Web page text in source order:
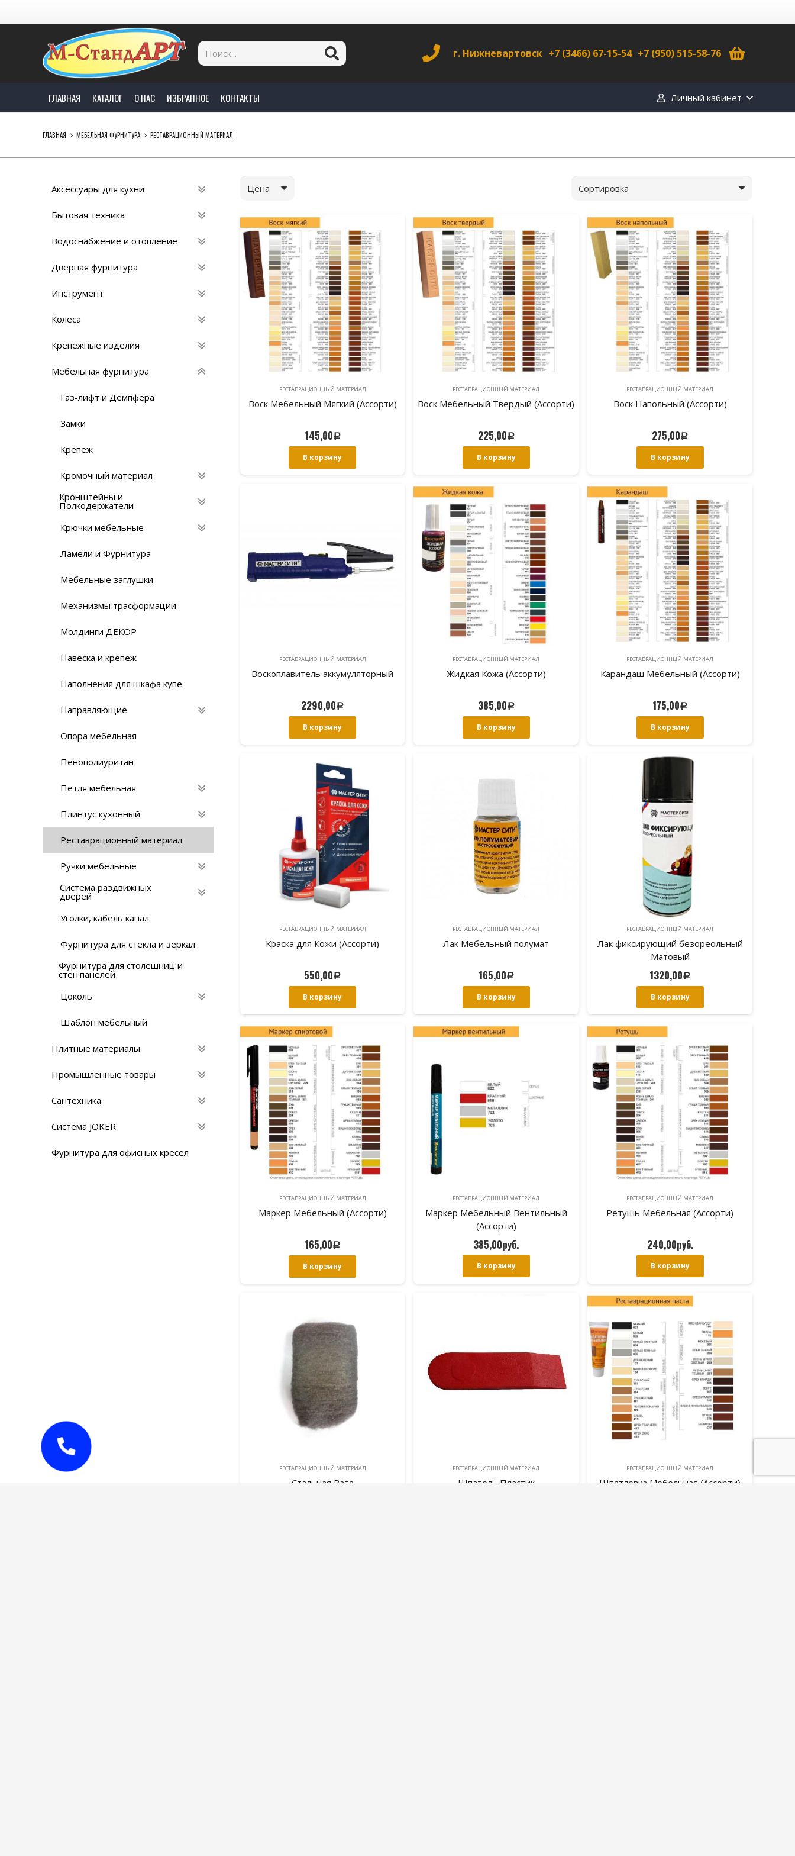
г. Нижневартовск +7 (3466) 67-15-54 +7 (950) 515-58-76
ГЛАВНАЯ КАТАЛОГ О НАС ИЗБРАННОЕ КОНТАКТЫ Личный кабинет
ГЛАВНАЯ МЕБЕЛЬНАЯ ФУРНИТУРА РЕСТАВРАЦИОННЫЙ МАТЕРИAЛ
Аксессуары для кухни
Бытовая техника
Водоснабжение и отопление
Дверная фурнитура
Инструмент
Колеса
Крепёжные изделия
Мебельная фурнитура
Газ-лифт и Демпфера
Замки
Крепеж
Кромочный материал
Кронштейны и
Полкодержатели
Крючки мебельные
Ламели и Фурнитура
Мебельные заглушки
Механизмы трасформации
Молдинги ДЕКОР
Навеска и крепеж
Наполнения для шкафа купе
Направляющие
Опора мебельная
Пенополиуритан
Петля мебельная
Плинтус кухонный
Реставрационный материaл
Ручки мебельные
Система раздвижных
дверей
Уголки, кабель канал
Фурнитура для стекла и зеркал
Фурнитура для столешниц и
стен.панелей
Цоколь
Шаблон мебельный
Плитные материалы
Промышленные товары
Сантехника
Система JOKER
Фурнитура для офисных кресел
Цена
РЕСТАВРАЦИОННЫЙ МАТЕРИAЛ
Воск Мебельный Мягкий (Ассорти)
145,00Р
В корзину
РЕСТАВРАЦИОННЫЙ МАТЕРИAЛ
Воск Мебельный Твердый (Ассорти)
225,00Р
В корзину
РЕСТАВРАЦИОННЫЙ МАТЕРИAЛ
Воск Напольный (Ассорти)
275,00Р
В корзину
РЕСТАВРАЦИОННЫЙ МАТЕРИAЛ
Воскоплавитель аккумуляторный
2290,00Р
В корзину
РЕСТАВРАЦИОННЫЙ МАТЕРИAЛ
Жидкая Кожа (Ассорти)
385,00Р
В корзину
РЕСТАВРАЦИОННЫЙ МАТЕРИAЛ
Карандаш Мебельный (Ассорти)
175,00Р
В корзину
РЕСТАВРАЦИОННЫЙ МАТЕРИAЛ
Краска для Кожи (Ассорти)
550,00Р
В корзину
РЕСТАВРАЦИОННЫЙ МАТЕРИAЛ
Лак Мебельный полумат
165,00Р
В корзину
РЕСТАВРАЦИОННЫЙ МАТЕРИAЛ
Лак фиксирующий безореольный
Матовый
1320,00Р
В корзину
РЕСТАВРАЦИОННЫЙ МАТЕРИAЛ
Маркер Мебельный (Ассорти)
165,00Р
В корзину
РЕСТАВРАЦИОННЫЙ МАТЕРИAЛ
Маркер Мебельный Вентильный
(Ассорти)
385,00руб.
В корзину
РЕСТАВРАЦИОННЫЙ МАТЕРИAЛ
Ретушь Мебельная (Ассорти)
240,00руб.
В корзину
РЕСТАВРАЦИОННЫЙ МАТЕРИAЛ
Стальная Вата
РЕСТАВРАЦИОННЫЙ МАТЕРИAЛ
Шпатель Пластик
РЕСТАВРАЦИОННЫЙ МАТЕРИAЛ
Шпатлевка Мебельная (Ассорти)